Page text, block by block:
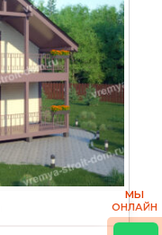
МЫ
ОНЛАЙН